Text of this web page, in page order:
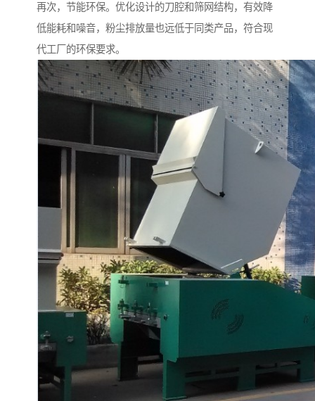
再次，节能环保。优化设计的刀腔和筛网结构，有效降
低能耗和噪音，粉尘排放量也远低于同类产品，符合现
代工厂的环保要求。